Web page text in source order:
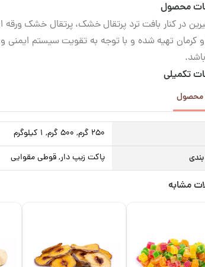
محصول
در کنار بافت ترد پرتقال خشک، پرتقال خشک ورقه
و کرمان تهیه شده و با توجه به تقویت سیستم
تکمیلی
محصول
250 گرم, 500 گرم, 1 کیلوگرم
پاکت زیپ دار, قوطی مقوایی
مشابه